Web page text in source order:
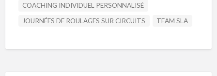
COACHING INDIVIDUEL PERSONNALISÉ
JOURNÉES DE ROULAGES SUR CIRCUITS
TEAM SLA